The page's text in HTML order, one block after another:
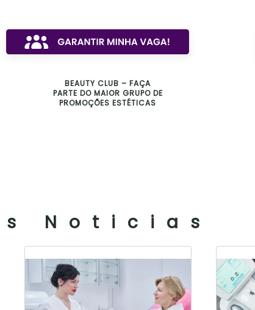
BEAUTY CLUB – FAÇA
PARTE DO MAIOR GRUPO DE
PROMOÇÕES ESTÉTICAS
Noticias